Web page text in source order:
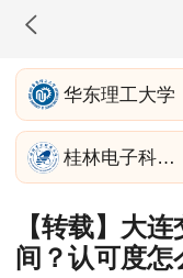
MBA工商管理
院校库 考试报名
考试真题
报考经验
MEM工程管理
院校库 考试报名
华东理工大学
桂林电子科技大学
【转载】大
间？认可度怎